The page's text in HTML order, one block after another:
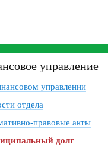
управление
управлении
отдела
правовые акты
долг